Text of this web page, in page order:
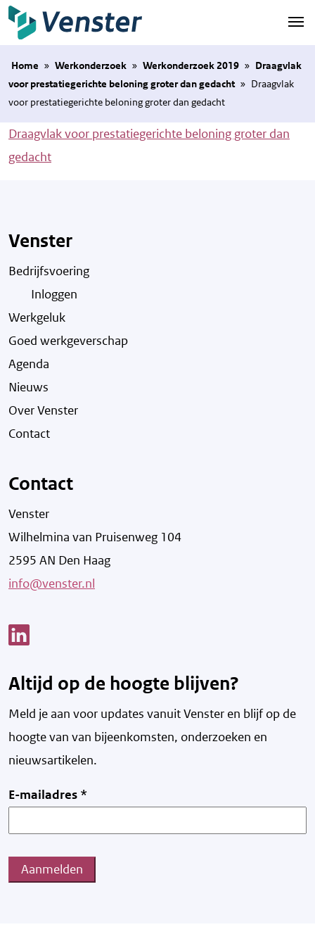
Naar hoofdinhoud
Home » Werkonderzoek » Werkonderzoek 2019 » Draagvlak
voor prestatiegerichte beloning groter dan gedacht » Draagvlak
voor prestatiegerichte beloning groter dan gedacht
Draagvlak voor prestatiegerichte beloning groter dan
gedacht
Venster
Bedrijfsvoering
Inloggen
Werkgeluk
Goed werkgeverschap
Agenda
Nieuws
Over Venster
Contact
Contact
Venster
Wilhelmina van Pruisenweg 104
2595 AN Den Haag
info@venster.nl
Altijd op de hoogte blijven?
Meld je aan voor updates vanuit Venster en blijf op de
hoogte van van bijeenkomsten, onderzoeken en
nieuwsartikelen.
E-mailadres *
Aanmelden